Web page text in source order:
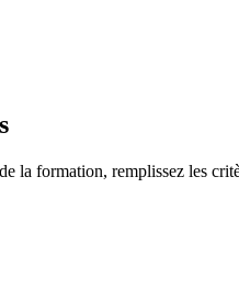
la formation, remplissez les